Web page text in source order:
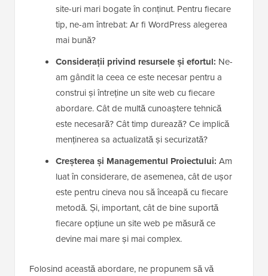
site-uri mari bogate în conținut. Pentru fiecare
tip, ne-am întrebat: Ar fi WordPress alegerea
mai bună?
Considerații privind resursele și efortul: Ne-
am gândit la ceea ce este necesar pentru a
construi și întreține un site web cu fiecare
abordare. Cât de multă cunoaștere tehnică
este necesară? Cât timp durează? Ce implică
menținerea sa actualizată și securizată?
Creșterea și Managementul Proiectului: Am
luat în considerare, de asemenea, cât de ușor
este pentru cineva nou să înceapă cu fiecare
metodă. Și, important, cât de bine suportă
fiecare opțiune un site web pe măsură ce
devine mai mare și mai complex.
Folosind această abordare, ne propunem să vă